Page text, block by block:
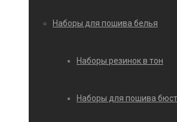
Наборы для пошива белья
Наборы резинок в тон
Наборы для пошива